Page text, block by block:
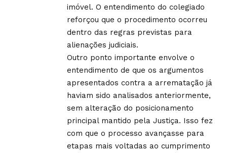
imóvel. O entendimento do colegiado
reforçou que o procedimento ocorreu
dentro das regras previstas para
alienações judiciais.
Outro ponto importante envolve o
entendimento de que os argumentos
apresentados contra a arrematação já
haviam sido analisados anteriormente,
sem alteração do posicionamento
principal mantido pela Justiça. Isso fez
com que o processo avançasse para
etapas mais voltadas ao cumprimento